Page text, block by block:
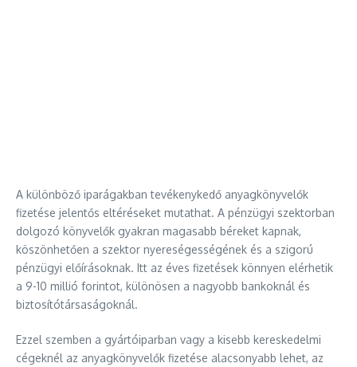
A különböző iparágakban tevékenykedő anyagkönyvelők
fizetése jelentős eltéréseket mutathat. A pénzügyi szektorban
dolgozó könyvelők gyakran magasabb béreket kapnak,
köszönhetően a szektor nyereségességének és a szigorú
pénzügyi előírásoknak. Itt az éves fizetések könnyen elérhetik
a 9-10 millió forintot, különösen a nagyobb bankoknál és
biztosítótársaságoknál.
Ezzel szemben a gyártóiparban vagy a kisebb kereskedelmi
cégeknél az anyagkönyvelők fizetése alacsonyabb lehet, az